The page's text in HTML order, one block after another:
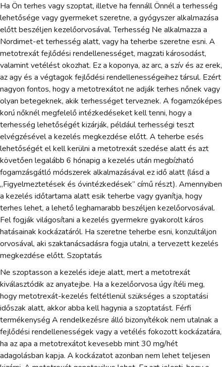
Ha Ön terhes vagy szoptat, illetve ha fennáll Önnél a terhesség
lehetősége vagy gyermeket szeretne, a gyógyszer alkalmazása
előtt beszéljen kezelőorvosával. Terhesség Ne alkalmazza a
Nordimet-et terhesség alatt, vagy ha teherbe szeretne esni. A
metotrexát fejlődési rendellenességet, magzati károsodást,
valamint vetélést okozhat. Ez a koponya, az arc, a szív és az erek,
az agy és a végtagok fejlődési rendellenességeihez társul. Ezért
nagyon fontos, hogy a metotrexátot ne adják terhes nőnek vagy
olyan betegeknek, akik terhességet terveznek. A fogamzóképes
korú nőknél megfelelő intézkedéseket kell tenni, hogy a
terhesség lehetőségét kizárják, például terhességi teszt
elvégzésével a kezelés megkezdése előtt. A teherbe esés
lehetőségét el kell kerülni a metotrexát szedése alatt és azt
követően legalább 6 hónapig a kezelés után megbízható
fogamzásgátló módszerek alkalmazásával ez idő alatt (lásd a
„Figyelmeztetések és óvintézkedések” című részt). Amennyiben
a kezelés időtartama alatt esik teherbe vagy gyanítja, hogy
terhes lehet, a lehető leghamarabb beszéljen kezelőorvosával.
Fel fogják világosítani a kezelés gyermekre gyakorolt káros
hatásainak kockázatáról. Ha szeretne teherbe esni, konzultáljon
orvosával, aki szaktanácsadásra fogja utalni, a tervezett kezelés
megkezdése előtt. Szoptatás
Ne szoptasson a kezelés ideje alatt, mert a metotrexát
kiválasztódik az anyatejbe. Ha a kezelőorvosa úgy ítéli meg,
hogy metotrexát-kezelés feltétlenül szükséges a szoptatási
időszak alatt, akkor abba kell hagynia a szoptatást. Férfi
termékenység A rendelkezésre álló bizonyítékok nem utalnak a
fejlődési rendellenességek vagy a vetélés fokozott kockázatára,
ha az apa a metotrexátot kevesebb mint 30 mg/hét
adagolásban kapja. A kockázatot azonban nem lehet teljesen